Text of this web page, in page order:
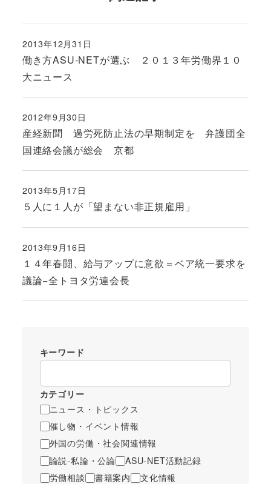
働き方ASU-NETが選ぶ ２０１３年労働界１０
大ニュース
投稿日
2013年12月31日
産経新聞 過労死防止法の早期制定を 弁護団全
国連絡会議が総会 京都
投稿日
2012年9月30日
５人に１人が「望まない非正規雇用」
投稿日
2013年5月17日
１４年春闘、給与アップに意欲＝ベア統一要求を
議論−全トヨタ労連会長
投稿日
2013年9月16日
キーワード
カテゴリー
ニュース・トピックス
催し物・イベント情報
外国の労働・社会関連情報
論説-私論・公論
ASU-NET活動記録
労働相談
書籍案内
文化情報